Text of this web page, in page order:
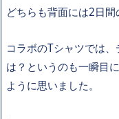
どちらも背面には2日間
コラボのTシャツでは
は？というのも一瞬目
ように思いました。